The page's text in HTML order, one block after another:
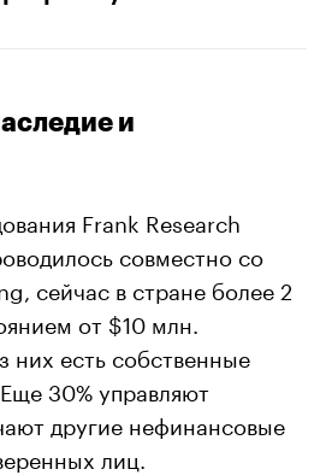
и
Frank Research
совместно со
сейчас в стране более 2
от $10 млн.
них есть собственные
30% управляют
другие нефинансовые
лиц.